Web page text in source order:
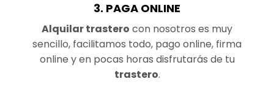
3. PAGA ONLINE
Alquilar trastero con nosotros es muy
sencillo, facilitamos todo, pago online, firma
online y en pocas horas disfrutarás de tu
trastero.